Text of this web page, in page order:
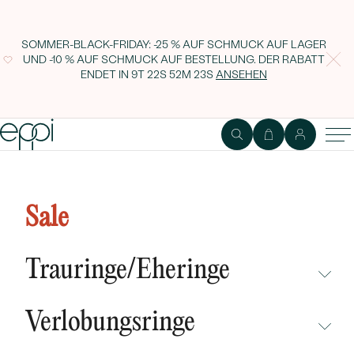
SOMMER-BLACK-FRIDAY: -25 % AUF SCHMUCK AUF LAGER
UND -10 % AUF SCHMUCK AUF BESTELLUNG. DER RABATT
ENDET IN 9T 22S 52M 22SANSEHEN
Sale
Trauringe/Eheringe
NEUHEITEN
Verlobungsringe
mit Tsavorit Granat Emilien